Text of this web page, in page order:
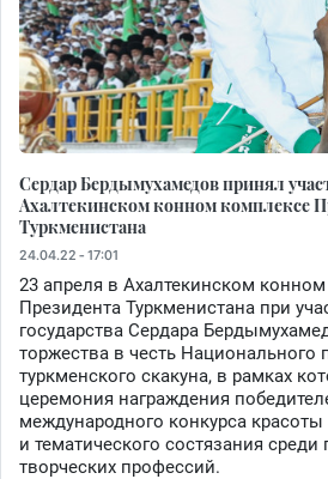
Сердар Бердымухамедов принял
Ахалтекинском конном комплексе
Туркменистана
24.04.22 - 17:01
23 апреля в Ахалтекинском
Президента Туркменистана при
государства Сердара
торжества в честь Национального
туркменского скакуна, в рамках
церемония награждения
международного конкурса красоты
и тематического состязания среди
творческих профессий.